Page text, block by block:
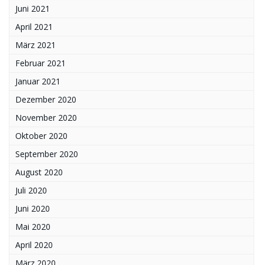
Juni 2021
April 2021
März 2021
Februar 2021
Januar 2021
Dezember 2020
November 2020
Oktober 2020
September 2020
August 2020
Juli 2020
Juni 2020
Mai 2020
April 2020